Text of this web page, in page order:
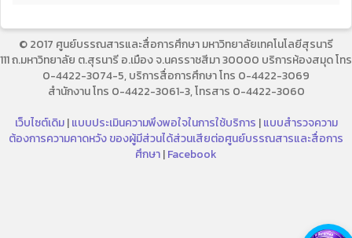
© 2017 ศูนย์บรรณสารและสื่อการศึกษา มหาวิทยาลัยเทคโนโลยีสุรนารี
111 ถ.มหาวิทยาลัย ต.สุรนารี อ.เมือง จ.นครราชสีมา 30000 บริการห้องสมุด โทร
0-4422-3074-5, บริการสื่อการศึกษา โทร 0-4422-3069
สำนักงาน โทร 0-4422-3061-3, โทรสาร 0-4422-3060
เว็บไซต์เดิม|แบบประเมินความพึงพอใจในการใช้บริการ |แบบสำรวจความ
ต้องการความคาดหวัง ของผู้มีส่วนได้ส่วนเสียต่อศูนย์บรรณสารและสื่อการ
ศึกษา|Facebook